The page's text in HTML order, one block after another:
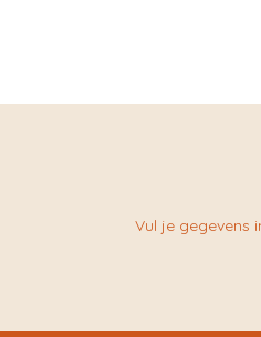
Vul je gegevens